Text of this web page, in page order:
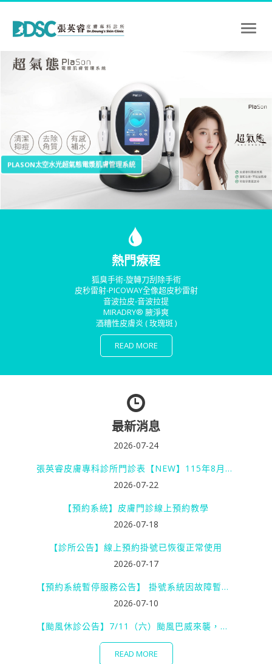
Toggle
PLASON太空水光超氣態電漿肌膚管理系統
熱門療程
狐臭手術-旋轉刀刮除手術
皮秒雷射-PICOWAY全像超皮秒雷射
音波拉皮-音波拉提
MIRADRY® 腋淨爽
酒糟性皮膚炎 ( 玫瑰斑 )
READ MORE
最新消息
2026-07-24
張英睿皮膚專科診所門診表【NEW】115年8月門診表(請詳讀掛號需知)
2026-07-22
【預約系統】皮膚門診線上預約教學
2026-07-18
【診所公告】線上預約掛號已恢復正常使用
2026-07-17
【預約系統暫停服務公告】 掛號系統因故障暫時無法使用，暫停線上預約服務。
2026-07-10
【颱風休診公告】7/11（六）颱風巴威來襲，休診一日
READ MORE